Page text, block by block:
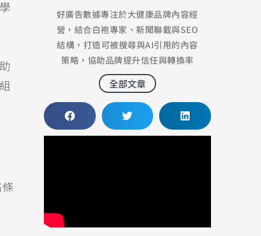
好廣告數據專注於大健康品牌內容經
營，結合白袍專家、新聞聯載與SEO
結構，打造可被搜尋與AI引用的內容
策略，協助品牌提升信任與轉換率
全部文章